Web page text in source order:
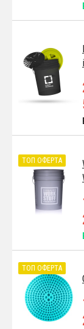
ТОП ОФЕРТА
ТОП ОФЕРТА